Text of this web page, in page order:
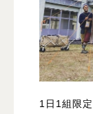
1日1組限